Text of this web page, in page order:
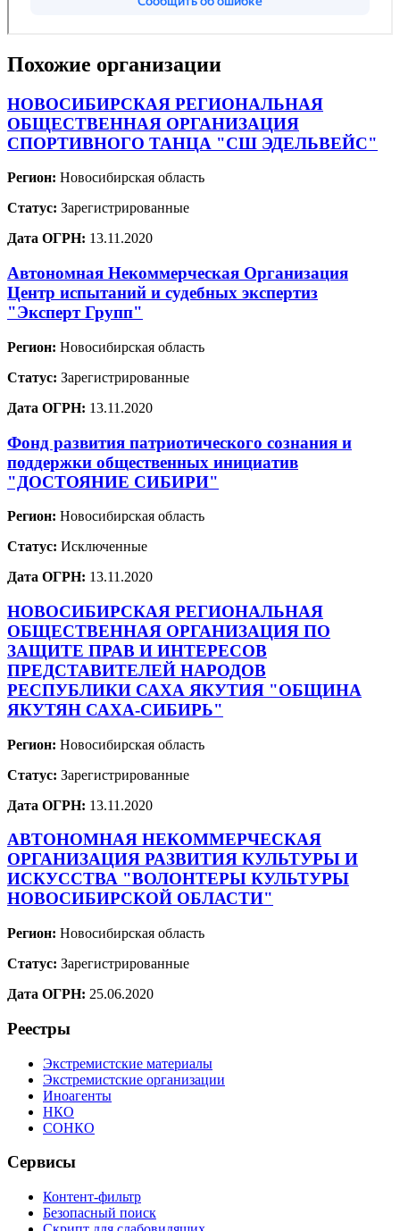
Похожие организации
НОВОСИБИРСКАЯ РЕГИОНАЛЬНАЯ
ОБЩЕСТВЕННАЯ ОРГАНИЗАЦИЯ
СПОРТИВНОГО ТАНЦА "СШ ЭДЕЛЬВЕЙС"
Регион: Новосибирская область
Статус: Зарегистрированные
Дата ОГРН: 13.11.2020
Автономная Некоммерческая Организация
Центр испытаний и судебных экспертиз
"Эксперт Групп"
Регион: Новосибирская область
Статус: Зарегистрированные
Дата ОГРН: 13.11.2020
Фонд развития патриотического сознания и
поддержки общественных инициатив
"ДОСТОЯНИЕ СИБИРИ"
Регион: Новосибирская область
Статус: Исключенные
Дата ОГРН: 13.11.2020
НОВОСИБИРСКАЯ РЕГИОНАЛЬНАЯ
ОБЩЕСТВЕННАЯ ОРГАНИЗАЦИЯ ПО
ЗАЩИТЕ ПРАВ И ИНТЕРЕСОВ
ПРЕДСТАВИТЕЛЕЙ НАРОДОВ
РЕСПУБЛИКИ САХА ЯКУТИЯ "ОБЩИНА
ЯКУТЯН САХА-СИБИРЬ"
Регион: Новосибирская область
Статус: Зарегистрированные
Дата ОГРН: 13.11.2020
АВТОНОМНАЯ НЕКОММЕРЧЕСКАЯ
ОРГАНИЗАЦИЯ РАЗВИТИЯ КУЛЬТУРЫ И
ИСКУССТВА "ВОЛОНТЕРЫ КУЛЬТУРЫ
НОВОСИБИРСКОЙ ОБЛАСТИ"
Регион: Новосибирская область
Статус: Зарегистрированные
Дата ОГРН: 25.06.2020
Реестры
Экстремистские материалы
Экстремистские организации
Иноагенты
НКО
СОНКО
Сервисы
Контент-фильтр
Безопасный поиск